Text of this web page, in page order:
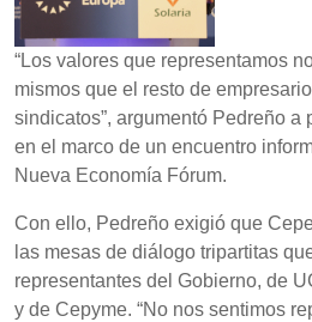
“Los valores que representamos
mismos que el resto de
sindicatos”, argumentó Pedreño a
en el marco de un encuentro
Nueva Economía Fórum.
Con ello, Pedreño exigió que
las mesas de diálogo tripartitas
representantes del Gobierno, de
y de Cepyme. “No nos sentimos